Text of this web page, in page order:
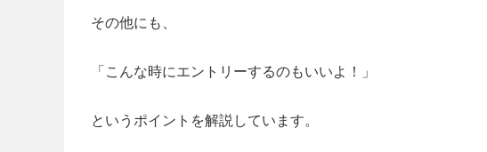
その他にも、
「こんな時にエントリーするのもいいよ！」
というポイントを解説しています。